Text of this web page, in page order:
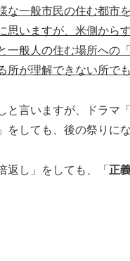
な一般市民の住む都市
思いますが、米側から
一般人の住む場所への「
所が理解できない所で
と言いますが、ドラマ
をしても、後の祭りにな
返し」をしても、「 正